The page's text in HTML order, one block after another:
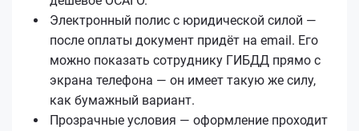
Электронный полис с юридической силой —
после оплаты документ придёт на email. Его
можно показать сотруднику ГИБДД прямо с
экрана телефона — он имеет такую же силу,
как бумажный вариант.
Прозрачные условия — оформление проходит